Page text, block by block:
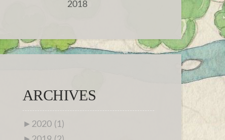
2018
ARCHIVES
► 2020 (1)